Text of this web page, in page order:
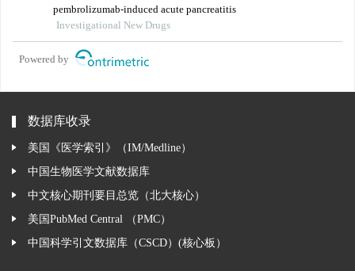
pembrolizumab-induced acute pancreatitis
Investigational New Drugs
Powered by
数据库收录
美国《医学索引》（IM/Medline）
中国生物医学文献数据库
中文核心期刊要目总览（北大核心）
美国PubMed Central （PMC）
中国科学引文数据库（CSCD）(核心板）